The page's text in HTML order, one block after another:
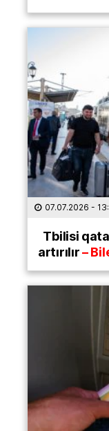
07.07.2026 -
Tbilisi
artırılır–